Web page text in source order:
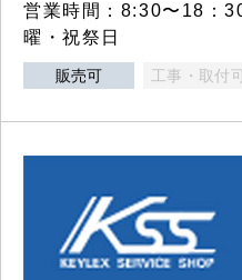
営業時間：8:30〜18：
曜・祝祭日
販売可 工事・取付